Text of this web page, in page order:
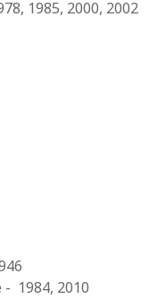
1985, 2000, 2002
1984, 2010